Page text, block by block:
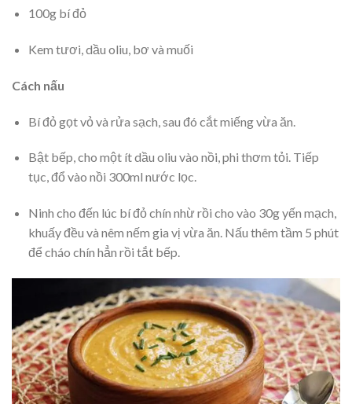
100g bí đỏ
Kem tươi, dầu oliu, bơ và muối
Cách nấu
Bí đỏ gọt vỏ và rửa sạch, sau đó cắt miếng vừa ăn.
Bật bếp, cho một ít dầu oliu vào nồi, phi thơm tỏi. Tiếp
tục, đổ vào nồi 300ml nước lọc.
Ninh cho đến lúc bí đỏ chín nhừ rồi cho vào 30g yến mạch,
khuấy đều và nêm nếm gia vị vừa ăn. Nấu thêm tầm 5 phút
để cháo chín hẳn rồi tắt bếp.